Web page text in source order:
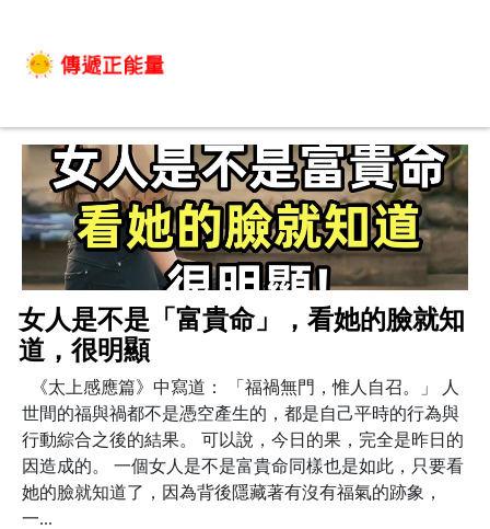
女人是不是「富貴命」，看她的臉就知
道，很明顯
《太上感應篇》中寫道： 「福禍無門，惟人自召。」 人
世間的福與禍都不是憑空產生的，都是自己平時的行為與
行動綜合之後的結果。 可以說，今日的果，完全是昨日的
因造成的。 一個女人是不是富貴命同樣也是如此，只要看
她的臉就知道了，因為背後隱藏著有沒有福氣的跡象，
一...